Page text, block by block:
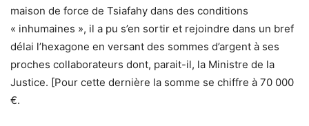
maison de force de Tsiafahy dans des conditions
« inhumaines », il a pu s’en sortir et rejoindre dans un bref
délai l’hexagone en versant des sommes d’argent à ses
proches collaborateurs dont, parait-il, la Ministre de la
Justice. [Pour cette dernière la somme se chiffre à 70 000
€.